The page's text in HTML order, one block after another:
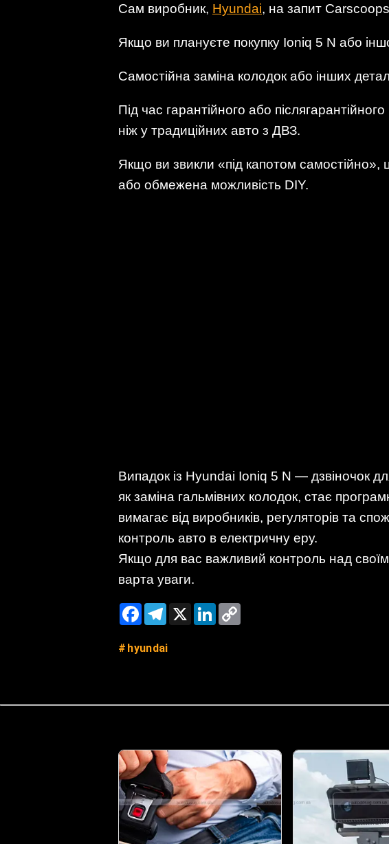
Сам виробник, Hyundai, на запит
Якщо ви плануєте покупку Ioniq 5 N або
Самостійна заміна колодок або інших
Під час гарантійного або
ніж у традиційних авто з ДВЗ.
Якщо ви звикли «під капотом
або обмежена можливість DIY.
Випадок із Hyundai Ioniq 5 N — дзвіночок
як заміна гальмівних колодок, стає
вимагає від виробників, регуляторів та
контроль авто в електричну еру.
Якщо для вас важливий контроль над
варта уваги.
FacebookTelegram
X LinkedIn
hyundai